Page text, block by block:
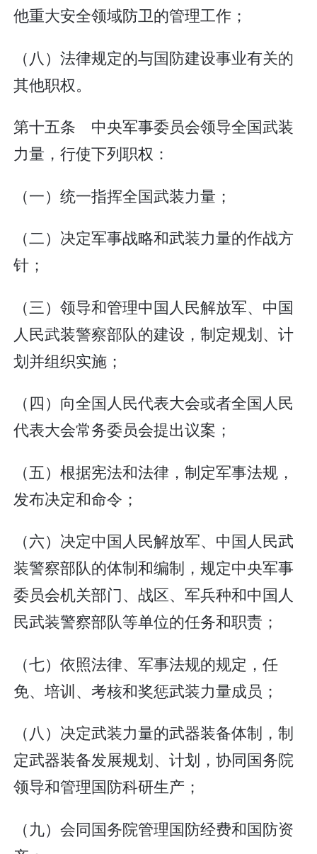
他重大安全领域防卫的管理工作；
（八）法律规定的与国防建设事业有关的
其他职权。
第十五条 中央军事委员会领导全国武装
力量，行使下列职权：
（一）统一指挥全国武装力量；
（二）决定军事战略和武装力量的作战方
针；
（三）领导和管理中国人民解放军、中国
人民武装警察部队的建设，制定规划、计
划并组织实施；
（四）向全国人民代表大会或者全国人民
代表大会常务委员会提出议案；
（五）根据宪法和法律，制定军事法规，
发布决定和命令；
（六）决定中国人民解放军、中国人民武
装警察部队的体制和编制，规定中央军事
委员会机关部门、战区、军兵种和中国人
民武装警察部队等单位的任务和职责；
（七）依照法律、军事法规的规定，任
免、培训、考核和奖惩武装力量成员；
（八）决定武装力量的武器装备体制，制
定武器装备发展规划、计划，协同国务院
领导和管理国防科研生产；
（九）会同国务院管理国防经费和国防资